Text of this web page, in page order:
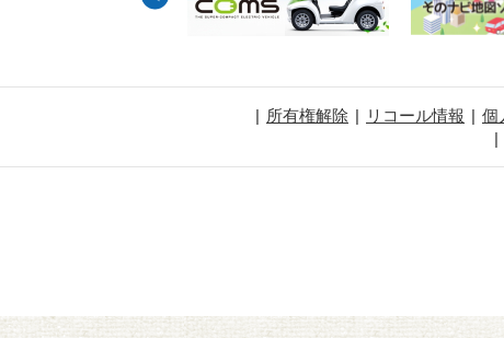
所有権解除 リコール情報 個